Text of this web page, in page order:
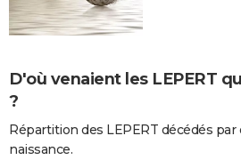
D'où venaient les LEPERT
?
Répartition des LEPERT décédés
naissance.